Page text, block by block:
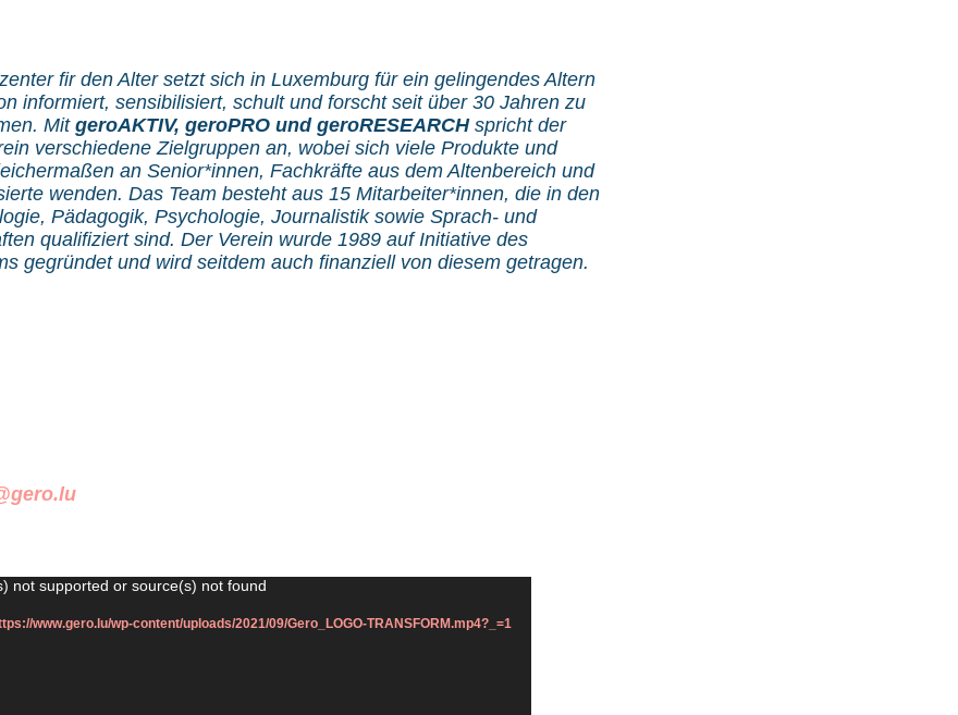
fir den Alter setzt sich in Luxemburg für ein gelingendes Altern
informiert, sensibilisiert, schult und forscht seit über 30 Jahren zu
Mit geroAKTIV, geroPRO und geroRESEARCH spricht der
verschiedene Zielgruppen an, wobei sich viele Produkte und
an Senior*innen, Fachkräfte aus dem Altenbereich und
wenden. Das Team besteht aus 15 Mitarbeiter*innen, die in den
Pädagogik, Psychologie, Journalistik sowie Sprach- und
qualifiziert sind. Der Verein wurde 1989 auf Initiative des
gegründet und wird seitdem auch finanziell von diesem getragen.
not supported or source(s) not found
www.gero.lu/wp-content/uploads/2021/09/Gero_LOGO-TRANSFORM.mp4?_=1